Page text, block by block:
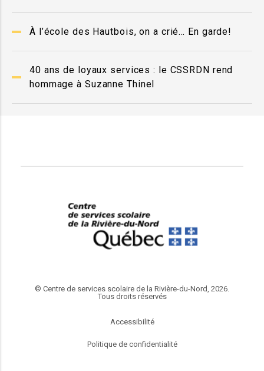
À l’école des Hautbois, on a crié… En garde!
40 ans de loyaux services : le CSSRDN rend
hommage à Suzanne Thinel
© Centre de services scolaire de la Rivière-du-Nord, 2026.
Tous droits réservés
Accessibilité
Politique de confidentialité